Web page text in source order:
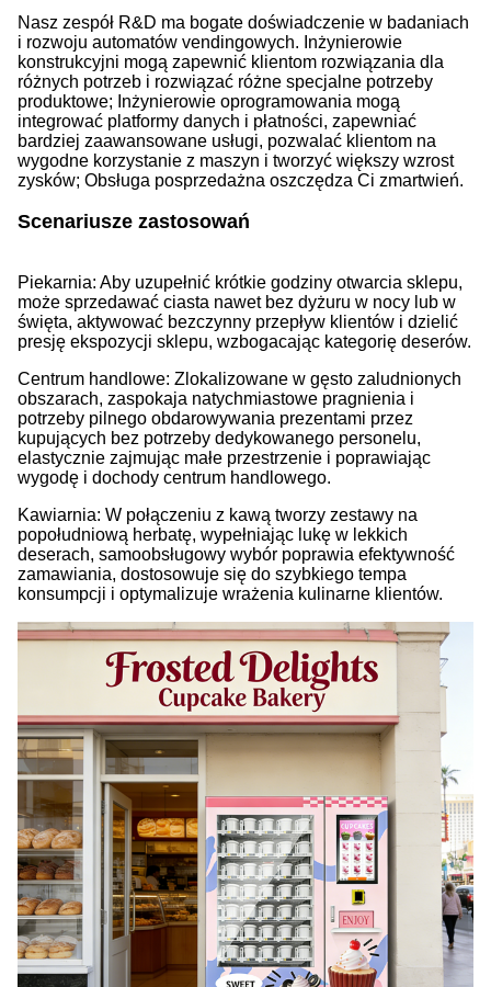
Nasz zespół R&D ma bogate doświadczenie w badaniach
i rozwoju automatów vendingowych. Inżynierowie
konstrukcyjni mogą zapewnić klientom rozwiązania dla
różnych potrzeb i rozwiązać różne specjalne potrzeby
produktowe; Inżynierowie oprogramowania mogą
integrować platformy danych i płatności, zapewniać
bardziej zaawansowane usługi, pozwalać klientom na
wygodne korzystanie z maszyn i tworzyć większy wzrost
zysków; Obsługa posprzedażna oszczędza Ci zmartwień.
Scenariusze zastosowań
Piekarnia: Aby uzupełnić krótkie godziny otwarcia sklepu,
może sprzedawać ciasta nawet bez dyżuru w nocy lub w
święta, aktywować bezczynny przepływ klientów i dzielić
presję ekspozycji sklepu, wzbogacając kategorię deserów.
Centrum handlowe: Zlokalizowane w gęsto zaludnionych
obszarach, zaspokaja natychmiastowe pragnienia i
potrzeby pilnego obdarowywania prezentami przez
kupujących bez potrzeby dedykowanego personelu,
elastycznie zajmując małe przestrzenie i poprawiając
wygodę i dochody centrum handlowego.
Kawiarnia: W połączeniu z kawą tworzy zestawy na
popołudniową herbatę, wypełniając lukę w lekkich
deserach, samoobsługowy wybór poprawia efektywność
zamawiania, dostosowuje się do szybkiego tempa
konsumpcji i optymalizuje wrażenia kulinarne klientów.